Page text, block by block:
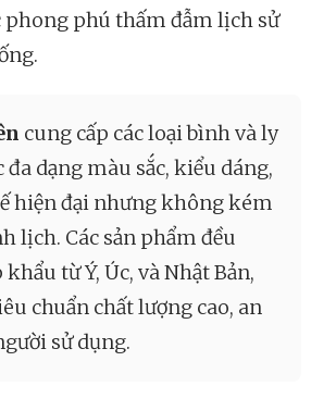
phong phú thấm đẫm lịch sử
cung cấp các loại bình và ly
đa dạng màu sắc, kiểu dáng,
hiện đại nhưng không kém
lịch. Các sản phẩm đều
từ Ý, Úc, và Nhật Bản,
chuẩn chất lượng cao, an
sử dụng.